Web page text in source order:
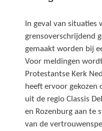
In geval van situaties
grensoverschrijdend
gemaakt worden bij
Voor meldingen
Protestantse Kerk
heeft ervoor
uit de regio Classis
en Rozenburg aan te
van de